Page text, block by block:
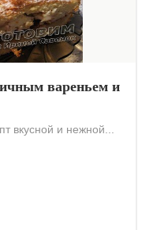
вареньем и
вкусной и нежной...